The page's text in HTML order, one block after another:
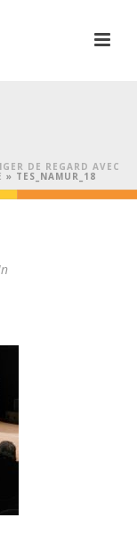
DE REGARD AVEC
» TES_NAMUR_18